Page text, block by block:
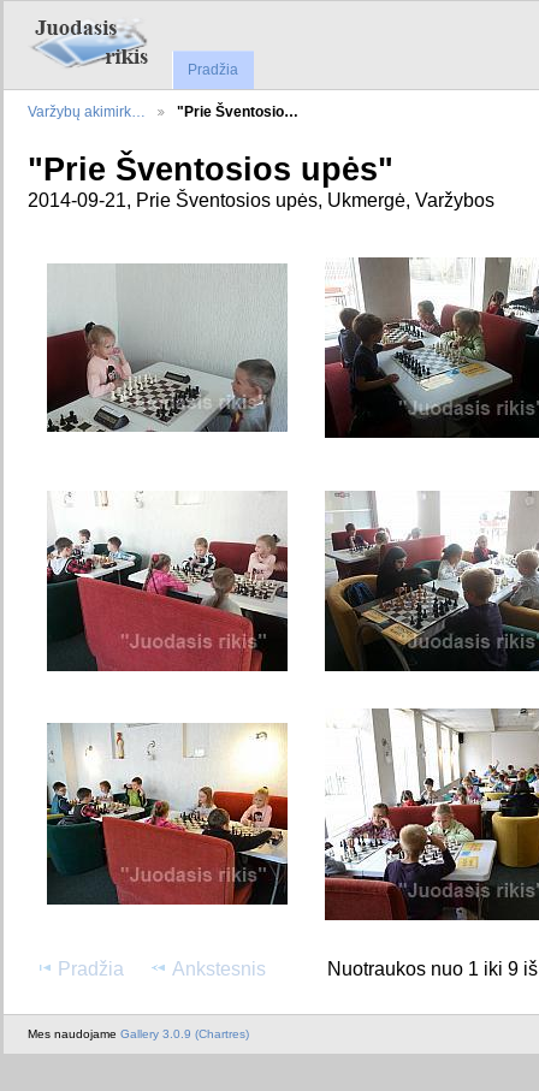
Pradžia
Varžybų akimirk… "Prie Šventosio…
"Prie Šventosios upės"
2014-09-21, Prie Šventosios upės, Ukmergė, Varžybos
Pradžia Ankstesnis Nuotraukos nuo 1 iki 9
Mes naudojame Gallery 3.0.9 (Chartres)